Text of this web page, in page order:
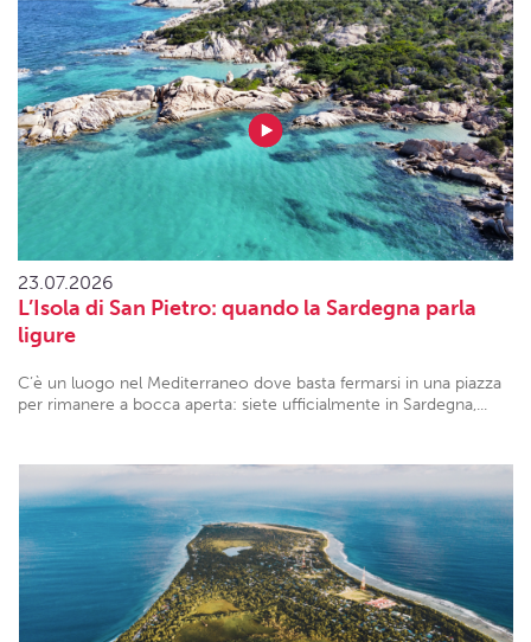
23.07.2026
L’Isola di San Pietro: quando la Sardegna parla
ligure
C’è un luogo nel Mediterraneo dove basta fermarsi in una piazza
per rimanere a bocca aperta: siete ufficialmente in Sardegna,...